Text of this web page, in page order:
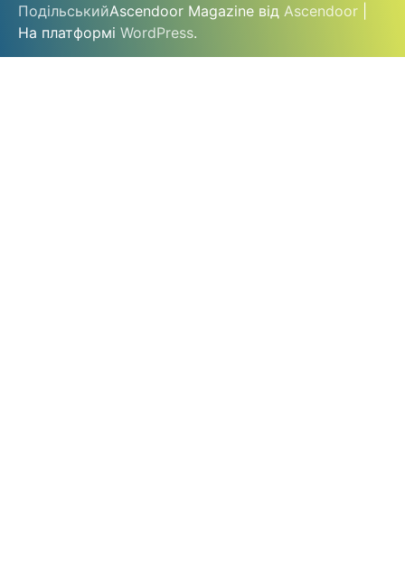
ПодільськийAscendoor Magazine від Ascendoor
На платформі WordPress.